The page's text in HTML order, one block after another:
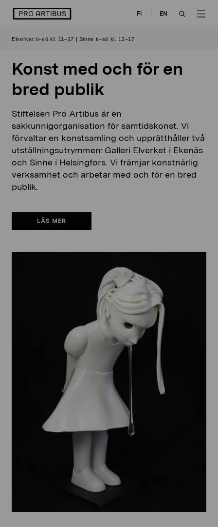
logo FI
EN
Elverket ti–sö kl. 11–17 | Sinne ti–sö kl. 12–17
Konst med och för en
bred publik
Stiftelsen Pro Artibus är en
sakkunnigorganisation för samtidskonst. Vi
förvaltar en konstsamling och upprätthåller två
utställningsutrymmen: Galleri Elverket i Ekenäs
och Sinne i Helsingfors. Vi främjar konstnärlig
verksamhet och arbetar med och för en bred
publik.
LÄS MER